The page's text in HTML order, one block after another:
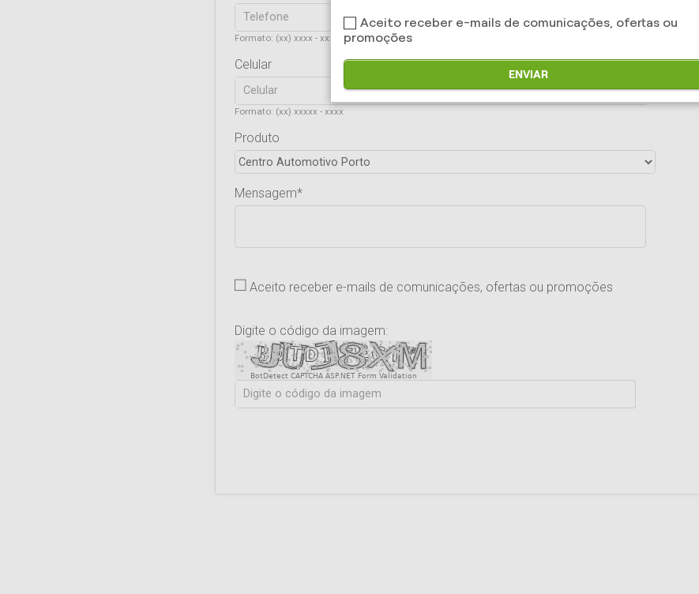
Formato: (xx) xxxx - xxxx
Celular
Formato: (xx) xxxxx - xxxx
Produto
Mensagem
Aceito receber e-mails de comunicações, ofertas ou promoções
Digite o código da imagem:
BotDetect CAPTCHA ASP.NET Form Validation
Aceito receber e-mails de comunicações, ofertas ou
promoções
ENVIAR